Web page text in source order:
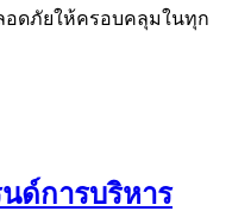
อดภัยให้ครอบคลุมในทุก
นด์การบริหาร